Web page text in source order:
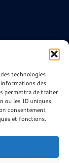
technologies
des
permettra de traiter
ou les ID uniques
consentement
et fonctions.
LOIN